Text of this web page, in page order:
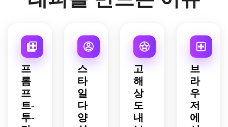
세리
그래
피 로
고를
제작
하세
요.
고 가
로고
세요.
세요.
한 시
각적
를 사
용하
여 생
생한
소셜
그래
한 빈
거친
웹사
덱 및
앱 브
린트
뷰티
캠페
룩북,
프리
미엄
브랜
드 비
프
롬
프
트-
투-
스
타
일
다
양
고
해
상
도
내
브
라
우
저
에